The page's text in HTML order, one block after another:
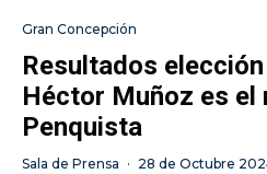
Gran Concepción
Resultados
Héctor Muñoz es el
Penquista
Sala de Prensa · 28 de Octubre